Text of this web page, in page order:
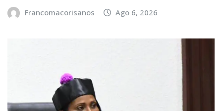
Francomacorisanos Ago 6, 2026